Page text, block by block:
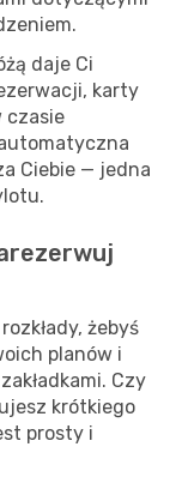
daje Ci
karty
czasie
Ciebie — jedna
żebyś
planów i
Czy
krótkiego
prosty i